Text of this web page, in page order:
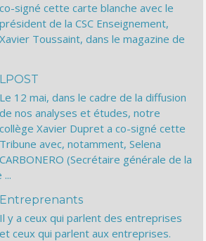
co-signé cette carte blanche avec le
président de la CSC Enseignement,
Xavier Toussaint, dans le magazine de
LPOST
Le 12 mai, dans le cadre de la diffusion
de nos analyses et études, notre
collège Xavier Dupret a co-signé cette
Tribune avec, notamment, Selena
CARBONERO (Secrétaire générale de la
Entreprenants
Il y a ceux qui parlent des entreprises
et ceux qui parlent aux entreprises.